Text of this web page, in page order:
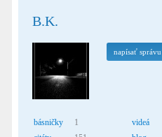
B.K.
napísať správu
básničky
1
videá